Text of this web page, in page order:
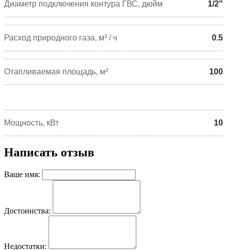
Диаметр подключения контура ГВС, дюйм 1/2"
Расход природного газа, м³ / ч 0.5
Отапливаемая площадь, м² 100
Мощность, кВт 10
Написать отзыв
Ваше имя:
Достоинства:
Недостатки: